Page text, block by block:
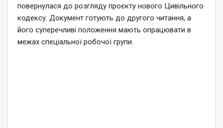
повернулася до розгляду проєкту нового Цивільного
кодексу. Документ готують до другого читання, а
його суперечливі положення мають опрацювати в
межах спеціальної робочої групи.